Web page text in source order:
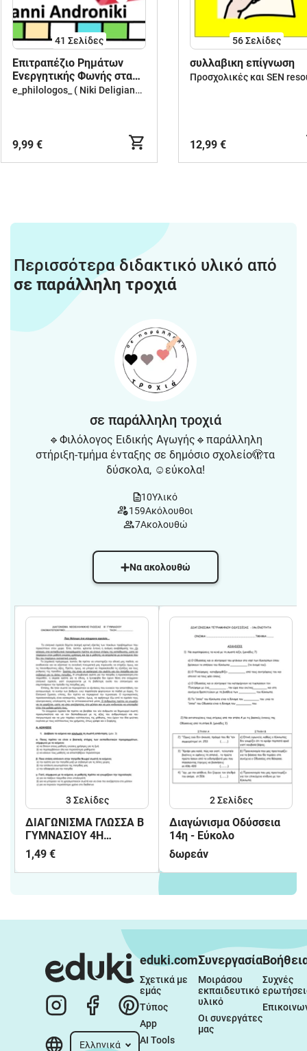
41 Σελίδες
Επιτραπέζιο Ρημάτων
Ενεργητικής Φωνής στα
αρχαία ελληνικά
e_philologos_ ( Niki Deligianni )
9,99 €
56Σελίδες
συλλαβικη επίγνωση
12,99 €
Περισσότερα διδακτικό υλικό από
σε παράλληλη τροχιά
σε παράλληλη τροχιά
🔹️Φιλόλογος Ειδικής Αγωγής🔹️παράλληλη
στήριξη-τμήμα ένταξης σε δημόσιο σχολείο🫣τα
δύσκολα, ☺️εύκολα!
10Υλικό
159Ακόλουθοι
7Ακολουθώ
Να ακολουθώ
3 Σελίδες
ΔΙΑΓΩΝΙΣΜΑ ΓΛΩΣΣΑ Β
ΓΥΜΝΑΣΙΟΥ 4Η
ΕΝΟΤΗΤΑ
1,49 €
2Σελίδες
Διαγώνισμα Οδύσσεια
14η - Eύκολο
δωρεάν
Ελληνικά
eduki.com
Σχετικά με
εμάς
Τύπος
App
AI Tools
Συνεργασία
Μοιράσου
εκπαιδευτικό
υλικό
Οι συνεργάτες
μας
Συχνές